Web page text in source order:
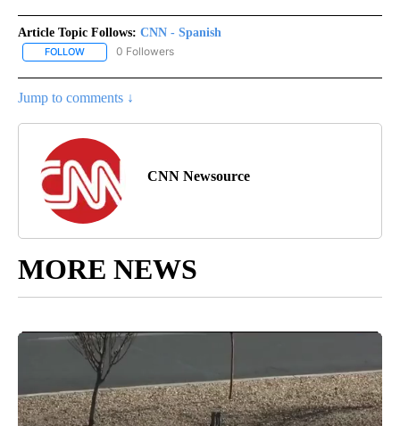
Article Topic Follows: CNN - Spanish
FOLLOW FOLLOW "CNN - SPANISH" TO RECEIVE NOTIFICATIONS ABOUT
0 Followers
Jump to comments ↓
CNN Newsource
MORE NEWS